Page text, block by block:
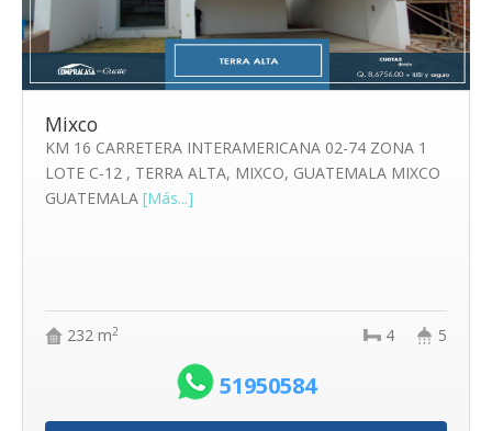
Mixco
KM 16 CARRETERA INTERAMERICANA 02-74 ZONA 1
LOTE C-12 , TERRA ALTA, MIXCO, GUATEMALA MIXCO
GUATEMALA [Más...]
232 m2 5
4
51950584